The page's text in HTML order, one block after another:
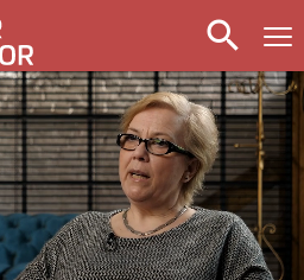
search